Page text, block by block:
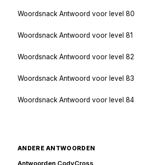
Woordsnack Antwoord voor level 80
Woordsnack Antwoord voor level 81
Woordsnack Antwoord voor level 82
Woordsnack Antwoord voor level 83
Woordsnack Antwoord voor level 84
ANDERE ANTWOORDEN
Antwoorden CodyCross